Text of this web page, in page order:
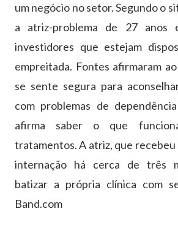
um negócio no setor. Segundo o
a atriz-problema de 27 anos
investidores que estejam
empreitada. Fontes afirmaram
se sente segura para
com problemas de
afirma saber o que
tratamentos. A atriz, que recebeu
internação há cerca de três
batizar a própria clínica com
Band.com